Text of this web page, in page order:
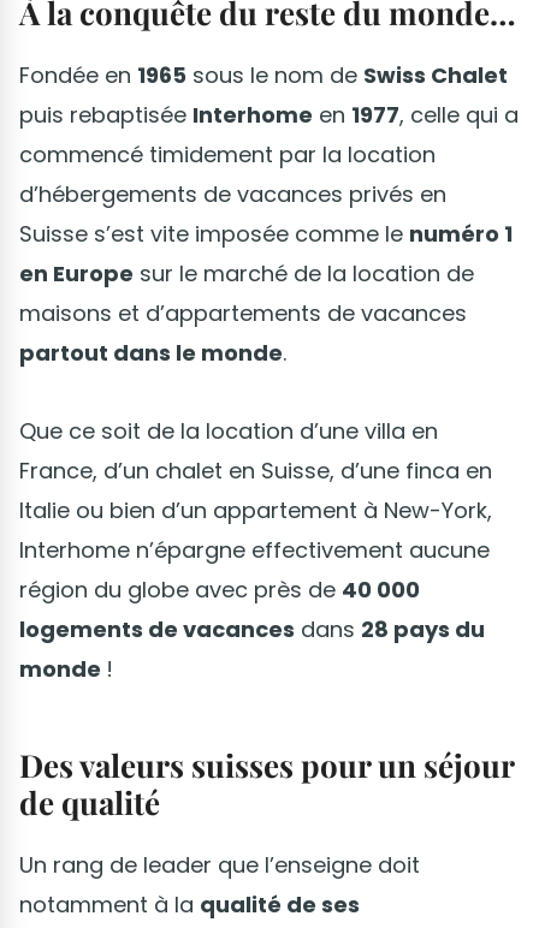
À la conquête du reste du monde…
Fondée en 1965 sous le nom de Swiss Chalet
puis rebaptisée Interhome en 1977, celle qui a
commencé timidement par la location
d’hébergements de vacances privés en
Suisse s’est vite imposée comme le numéro 1
en Europe sur le marché de la location de
maisons et d’appartements de vacances
partout dans le monde.
Que ce soit de la location d’une villa en
France, d’un chalet en Suisse, d’une finca en
Italie ou bien d’un appartement à New-York,
Interhome n’épargne effectivement aucune
région du globe avec près de 40 000
logements de vacances dans 28 pays du
monde !
Des valeurs suisses pour un séjour
de qualité
Un rang de leader que l’enseigne doit
notamment à la qualité de ses